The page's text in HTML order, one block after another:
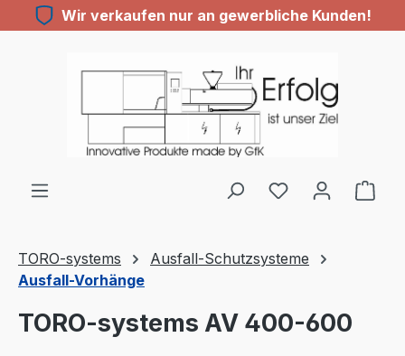
Zum Hauptinhalt springen
Wir verkaufen nur an gewerbliche Kunden!
TORO-systems
Ausfall-Schutzsysteme
Ausfall-Vorhänge
TORO-systems AV 400-600